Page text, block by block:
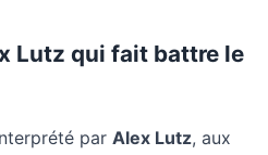
Lutz qui fait battre le
par Alex Lutz, aux